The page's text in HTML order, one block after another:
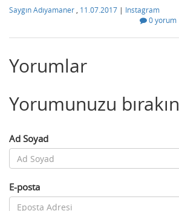
Saygın Adıyamaner 11.07.2017 | Instagram
0 yorum
Yorumlar
Yorumunuzu bırakın
Ad Soyad
E-posta